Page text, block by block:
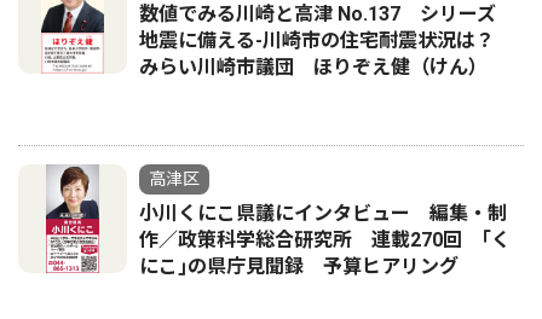
数値でみる川崎と高津 No.137 シリーズ
地震に備える-川崎市の住宅耐震状況は？
みらい川崎市議団 ほりぞえ健（けん）
高津区
小川くにこ県議にインタビュー 編集・制
作／政策科学総合研究所 連載270回 ｢く
にこ｣の県庁見聞録 予算ヒアリング